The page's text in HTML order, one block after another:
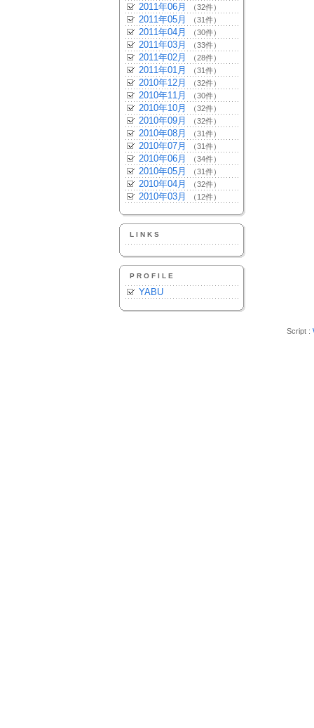
2011年06月 （32件）
2011年05月 （31件）
2011年04月 （30件）
2011年03月 （33件）
2011年02月 （28件）
2011年01月 （31件）
2010年12月 （32件）
2010年11月 （30件）
2010年10月 （32件）
2010年09月 （32件）
2010年08月 （31件）
2010年07月 （31件）
2010年06月 （34件）
2010年05月 （31件）
2010年04月 （32件）
2010年03月 （12件）
LINKS
PROFILE
YABU
Script :